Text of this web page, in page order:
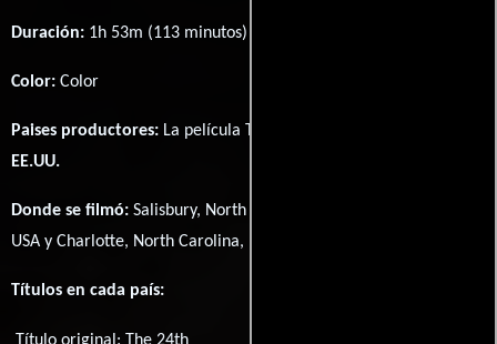
Duración: 1h 53m (113 minutos) .
Color: Color
Paises productores: La película The 24th fué producida en
EE.UU.
Donde se filmó: Salisbury, North Carolina, USA, North Carolina,
USA y Charlotte, North Carolina, USA.
Títulos en cada país:
Título original: The 24th